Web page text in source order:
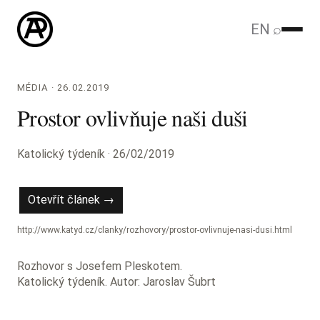
EN ⌕
MÉDIA · 26.02.2019
Prostor ovlivňuje naši duši
Katolický týdeník · 26/02/2019
Otevřít článek →
http://www.katyd.cz/clanky/rozhovory/prostor-ovlivnuje-nasi-dusi.html
Rozhovor s Josefem Pleskotem.
Katolický týdeník. Autor: Jaroslav Šubrt